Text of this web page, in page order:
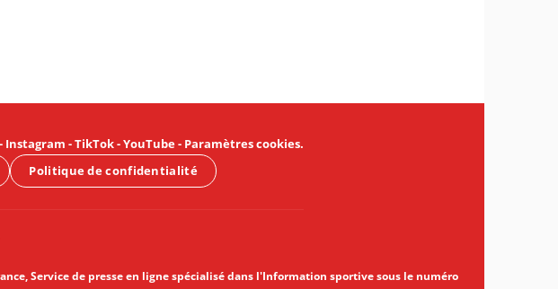
- Instagram -TikTok-YouTube- Paramètres cookies.
Politique de confidentialité
Service de presse en ligne spécialisé dans l'Information sportive sous le numéro